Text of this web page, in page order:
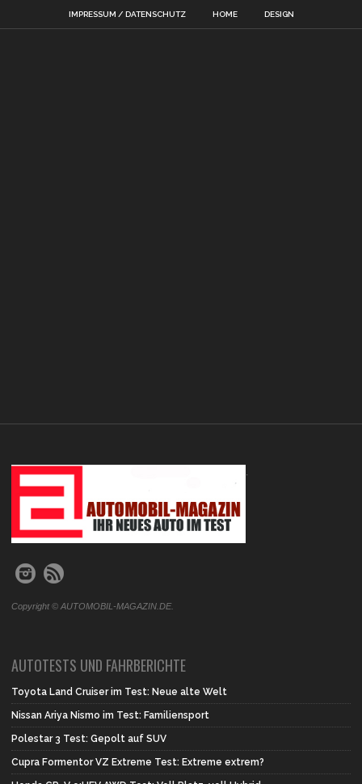
IMPRESSUM / DATENSCHUTZ HOME DESIGN
.
Copyright © AUTOMOBIL-MAGAZIN.DE.
AUTOTESTS UND FAHRBERICHTE
Toyota Land Cruiser im Test: Neue alte Welt
Nissan Ariya Nismo im Test: Familiensport
Polestar 3 Test: Gepolt auf SUV
Cupra Formentor VZ Extreme Test: Extreme extrem?